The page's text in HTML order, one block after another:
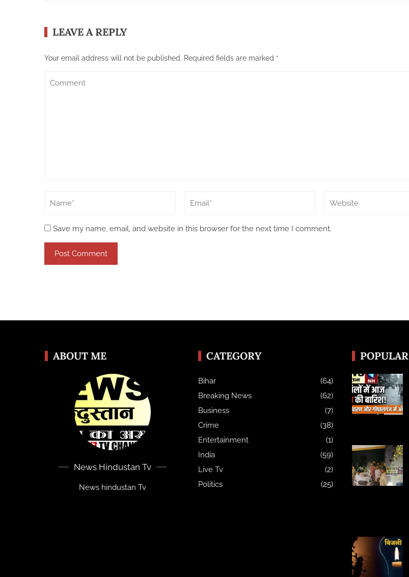
LEAVE A REPLY
Your email address will not be published. Required fields are marked *
Save my name, email, and website in this browser for the next time I comment.
ABOUT ME
News Hindustan Tv
News hindustan Tv
CATEGORY
Bihar
(64)
Breaking News
(62)
Business
(7)
Crime
(38)
Entertainment
(1)
India
(59)
Live Tv
(2)
Politics
(25)
POPULAR